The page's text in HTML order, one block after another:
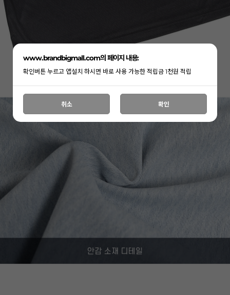
www.brandbigmall.com의 페이지 내용:
확인버튼 누르고 앱설치 하시면 바로 사용 가능한 적립금 1천원 적립
취소 확인